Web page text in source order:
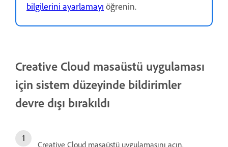
bilgilerini ayarlamayı öğrenin.
Creative Cloud masaüstü uygulaması
için sistem düzeyinde bildirimler
devre dışı bırakıldı
Creative Cloud masaüstü uygulamasını açın.